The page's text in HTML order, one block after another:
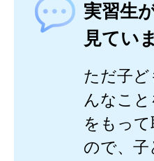
実習生
見てい
ただ子
んなこ
をもっ
ので、子